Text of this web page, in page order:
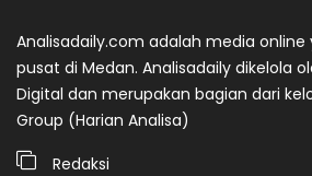
Analisadaily.com adalah media
pusat di Medan. Analisadaily dikelola
Digital dan merupakan bagian dari
Group (Harian Analisa)
Redaksi